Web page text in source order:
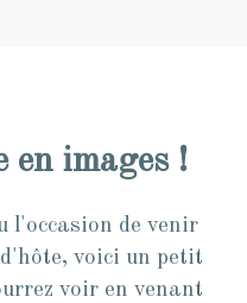
en images !
l'occasion de venir
voici un petit
voir en venant